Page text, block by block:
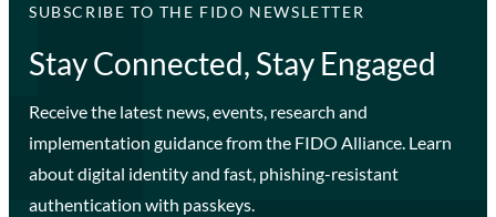
SUBSCRIBE TO THE FIDO NEWSLETTER
Stay Connected, Stay Engaged
Receive the latest news, events, research and
implementation guidance from the FIDO Alliance. Learn
about digital identity and fast, phishing-resistant
authentication with passkeys.